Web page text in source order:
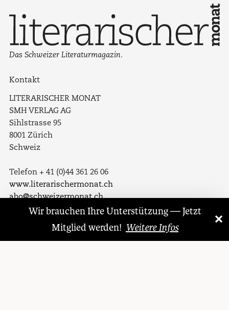
Wir brauchen Ihre Unterstützung — Jetzt
Mitglied werden! Weitere Infos
×
»
Das Schweizer Literaturmagazin.
Kontakt
LITERARISCHER MONAT
SMH VERLAG AG
Sihlstrasse 95
8001 Zürich
Schweiz
Telefon + 41 (0)44 361 26 06
www.literarischermonat.ch
abo@schweizermonat.ch
Folgen Sie uns auf
Facebook